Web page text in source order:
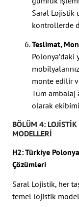
Saral Lojistik
kontrollerde
Teslimat,
Polonya’daki
monte edilir
Tüm ambalaj
olarak
BÖLÜM 4:
MODELLERI
H2: Türkiye
Çözümleri
Saral Lojistik, her
temel lojistik